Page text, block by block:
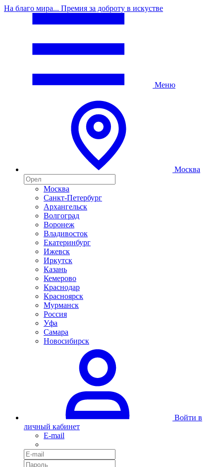
На благо мира... Премия за доброту в искустве
Меню
Москва
Москва
Санкт-Петербург
Архангельск
Волгоград
Воронеж
Владивосток
Екатеринбург
Ижевск
Иркутск
Казань
Кемерово
Краснодар
Красноярск
Мурманск
Россия
Уфа
Самара
Новосибирск
Войти в
личный кабинет
E-mail